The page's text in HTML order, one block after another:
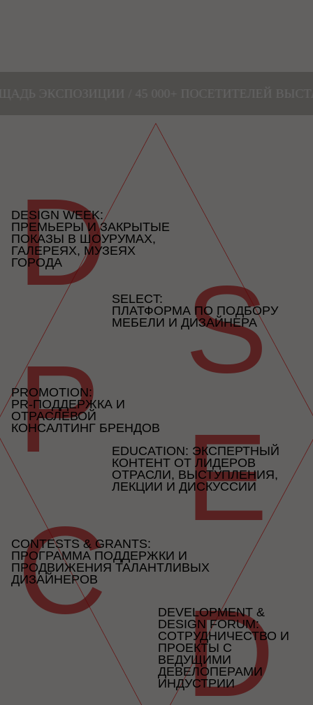
/ 45 000+ ПОСЕТИТЕЛЕЙ ВЫСТАВКИ
P
S
D
D
C
E
ПРЕМЬЕРЫ И ЗАКРЫТЫЕ
ПОКАЗЫ В ШОУРУМАХ,
ГАЛЕРЕЯХ, МУЗЕЯХ
ГОРОДА
ПЛАТФОРМА ПО ПОДБОРУ
МЕБЕЛИ И ДИЗАЙНЕРА
PROMOTION:
PR-ПОДДЕРЖКА И
ОТРАСЛЕВОЙ
КОНСАЛТИНГ БРЕНДОВ
EDUCATION: ЭКСПЕРТНЫЙ
КОНТЕНТ ОТ ЛИДЕРОВ
ОТРАСЛИ, ВЫСТУПЛЕНИЯ,
ЛЕКЦИИ И ДИСКУССИИ
CONTESTS & GRANTS:
ПРОГРАММА ПОДДЕРЖКИ И
ПРОДВИЖЕНИЯ ТАЛАНТЛИВЫХ
ДИЗАЙНЕРОВ
DEVELOPMENT &
DESIGN FORUM:
СОТРУДНИЧЕСТВО И
ВЕДУЩИМИ
ДЕВЕЛОПЕРАМИ
ИНДУСТРИИ